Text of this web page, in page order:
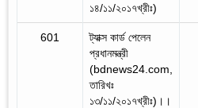
১৪/১১/২০১৭খ্রীঃ)
601
ট্যাক্স কার্ড পেলেন
প্রধানমন্ত্রী
(bdnews24.com,
তারিখঃ
১৩/১১/২০১৭খ্রীঃ)।।